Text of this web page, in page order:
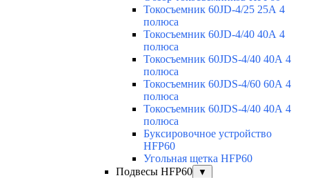
Токосъемник 60JD-4/25 25А 4
полюса
Токосъемник 60JD-4/40 40А 4
полюса
Токосъемник 60JDS-4/40 40А 4
полюса
Токосъемник 60JDS-4/60 60А 4
полюса
Токосъемник 60JDS-4/40 40А 4
полюса
Буксировочное устройство
HFP60
Угольная щетка HFP60
Подвесы HFP60
▼